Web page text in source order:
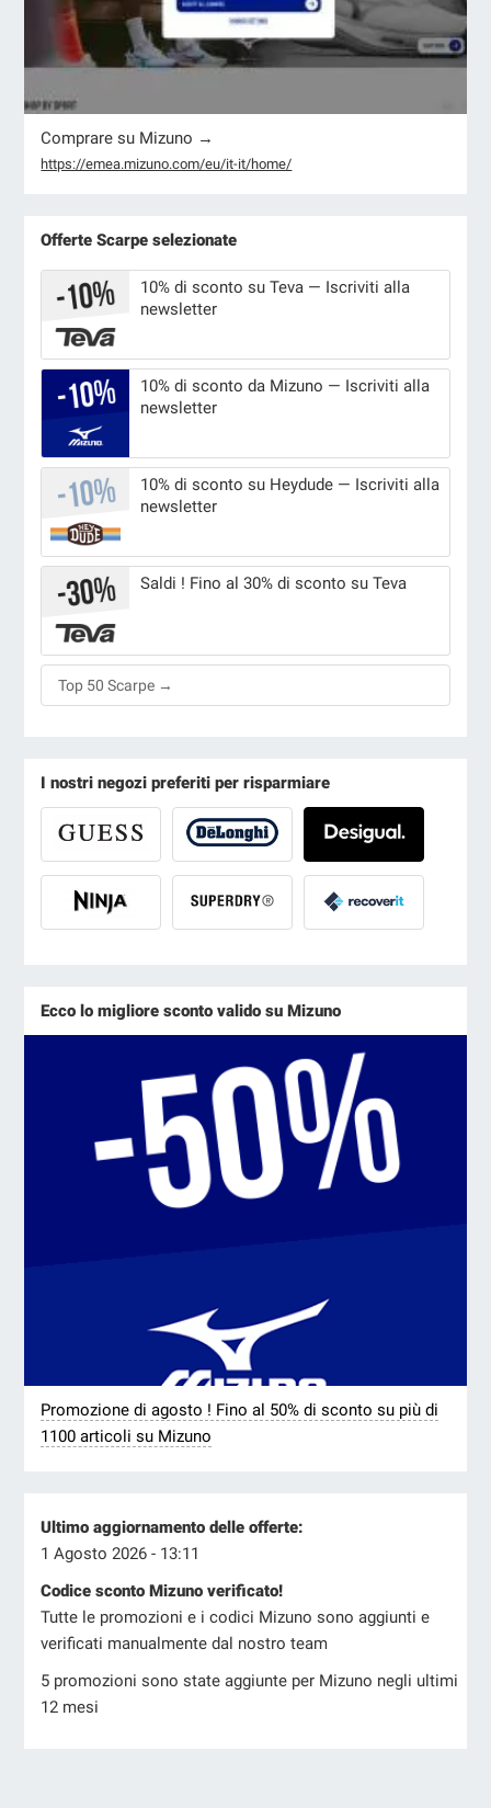
Comprare su Mizuno →
https://emea.mizuno.com/eu/it-it/home/
Offerte Scarpe selezionate
10% di sconto su Teva — Iscriviti alla
newsletter
10% di sconto da Mizuno — Iscriviti alla
newsletter
10% di sconto su Heydude — Iscriviti alla
newsletter
Saldi ! Fino al 30% di sconto su Teva
Top 50 Scarpe →
I nostri negozi preferiti per risparmiare
Ecco lo migliore sconto valido su Mizuno
Promozione di agosto ! Fino al 50% di sconto su più di
1100 articoli su Mizuno
Ultimo aggiornamento delle offerte:
1 Agosto 2026 - 13:11
Codice sconto Mizuno verificato!
Tutte le promozioni e i codici Mizuno sono aggiunti e
verificati manualmente dal nostro team
5 promozioni sono state aggiunte per Mizuno negli ultimi
12 mesi